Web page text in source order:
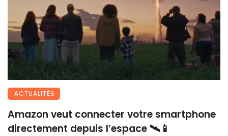
ACTUALITÉS
Amazon veut connecter votre smartphone
directement depuis l’espace 🛰️📱